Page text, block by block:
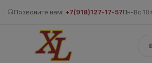
Позвоните нам: +7(918)127-17-57Пн-Вс